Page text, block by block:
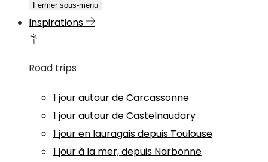
Fermer sous-menu
Inspirations
Road trips
1 jour autour de Carcassonne
1 jour autour de Castelnaudary
1 jour en lauragais depuis Toulouse
1 jour à la mer, depuis Narbonne